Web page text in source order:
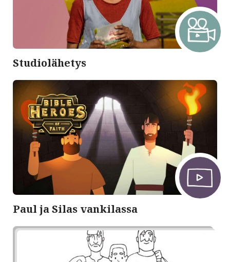
Studiolähetys
Paul ja Silas vankilassa